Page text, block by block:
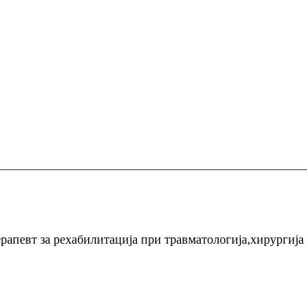
за рехабилитација при травматологија,хирургија